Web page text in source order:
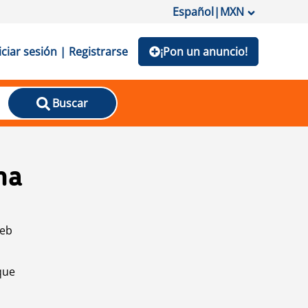
Español|MXN
sesión | Registrarse ¡Pon un anuncio!
Buscar